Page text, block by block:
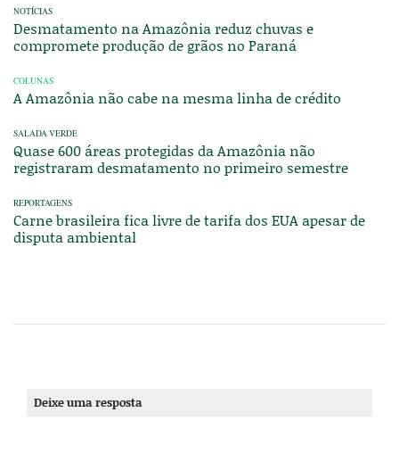
NOTÍCIAS
Desmatamento na Amazônia reduz chuvas e
compromete produção de grãos no Paraná
COLUNAS
A Amazônia não cabe na mesma linha de crédito
SALADA VERDE
Quase 600 áreas protegidas da Amazônia não
registraram desmatamento no primeiro semestre
REPORTAGENS
Carne brasileira fica livre de tarifa dos EUA apesar de
disputa ambiental
Deixe uma resposta